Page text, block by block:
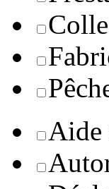
Aide